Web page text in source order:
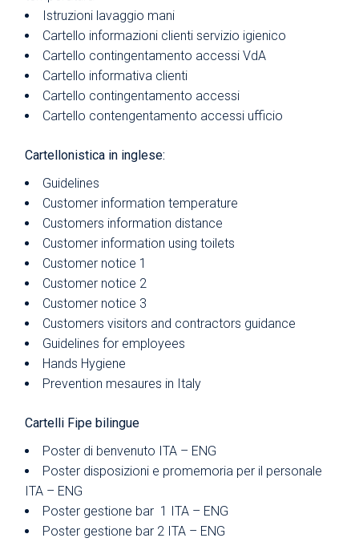
Istruzioni lavaggio mani
Cartello informazioni clienti servizio igienico
Cartello contingentamento accessi VdA
Cartello informativa clienti
Cartello contingentamento accessi
Cartello contengentamento accessi ufficio
Cartellonistica in inglese:
Guidelines
Customer information temperature
Customers information distance
Customer information using toilets
Customer notice 1
Customer notice 2
Customer notice 3
Customers visitors and contractors guidance
Guidelines for employees
Hands Hygiene
Prevention mesaures in Italy
Cartelli Fipe bilingue
Poster di benvenuto ITA – ENG
Poster disposizioni e promemoria per il personale
ITA – ENG
Poster gestione bar 1 ITA – ENG
Poster gestione bar 2 ITA – ENG